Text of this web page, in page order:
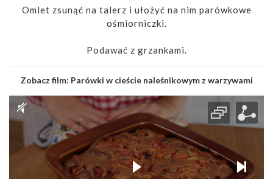
Omlet zsunąć na talerz i ułożyć na nim parówkowe
ośmiorniczki.
Podawać z grzankami.
Zobacz film: Parówki w cieście naleśnikowym z warzywami